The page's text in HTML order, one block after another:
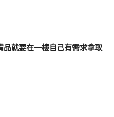
品就要在一樓自己有需求拿取